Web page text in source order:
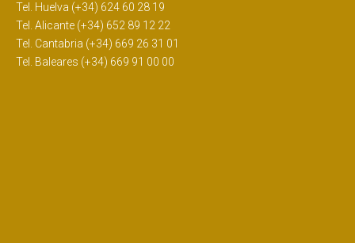
Tel. Huelva (+34) 624 60 28 19
Tel. Alicante (+34) 652 89 12 22
Tel. Cantabria (+34) 669 26 31 01
Tel. Baleares (+34) 669 91 00 00